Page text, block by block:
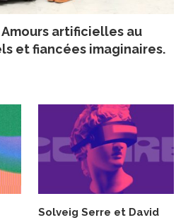
artificielles au
et fiancées imaginaires.
Solveig Serre et David